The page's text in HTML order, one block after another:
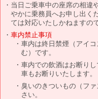
当日ご乗車中の座席の相違
やかに乗務員へお申し出く
ては対応いたしかねますの
車内禁止事項
車内は終日禁煙（アイ
む）です。
車内での飲酒はお断り
車もお断りいたします。
臭いのきついもの（フ
さい。